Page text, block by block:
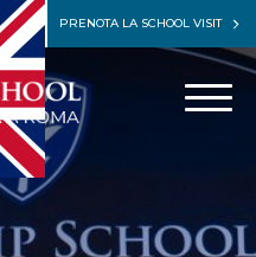
PRENOTA LA SCHOOL VISIT